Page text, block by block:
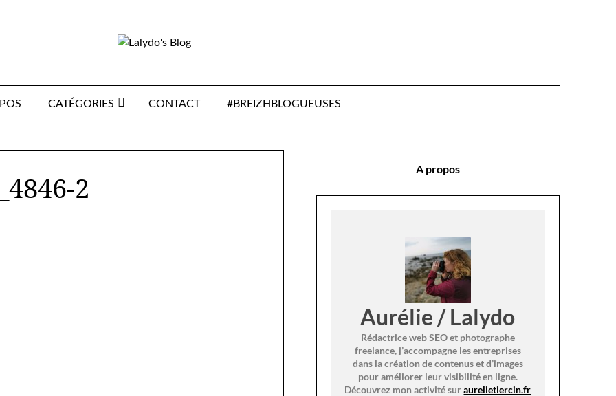
CATÉGORIES CONTACT #BREIZHBLOGUEUSES
2
A propos
Aurélie / Lalydo
Rédactrice web SEO et photographe
freelance, j’accompagne les entreprises
dans la création de contenus et d’images
pour améliorer leur visibilité en ligne.
Découvrez mon activité suraurelietiercin.fr